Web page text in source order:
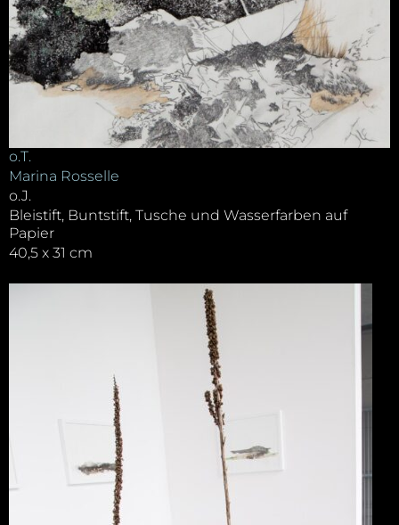
o.T.
Marina Rosselle
o.J.
Bleistift, Buntstift, Tusche und Wasserfarben auf
Papier
40,5 x 31 cm